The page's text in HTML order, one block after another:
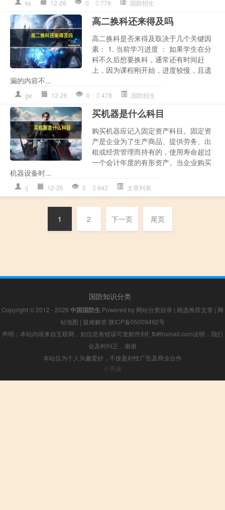
ks 12-28 0 779 国防招生
高二换科还来得及吗
高二换科是否来得及取决于几个关键因
素： 1. 当前学习进度 ： 如果学生在分
科不久后想要换科，通常还有时间赶
上，因为课程刚开始，进度较慢，且遗
漏的内容不...
ge 12-26 0 478 国防招生
买机器是什么科目
购买机器应记入固定资产科目。固定资
产是企业为了生产商品、提供劳务、出
租或经营管理而持有的，使用寿命超过
一个会计年度的有形资产。当企业购买
机器设备时...
lj 12-26 0 642 文章列表
1 2 下一页 尾页
国防知识分类
Copyright © 2012 - 2026 中国国防生 Powered by 网站分类目录 | 精选推荐文章 | 网
站地图 | 疑难解答 陕ICP备05009492号
声明：本站内容来自互联网，如信息有错误可发邮件到f_fb#foxmail.com说明，我们
会及时纠正，谢谢
本站仅为个人兴趣爱好，不接盈利性广告及商业合作
小男孩